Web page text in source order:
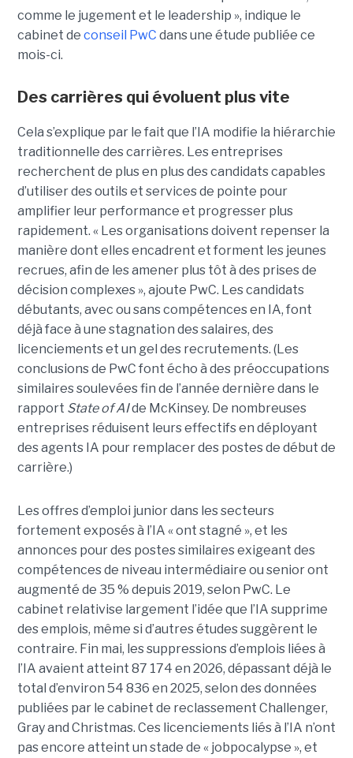
comme le jugement et le leadership », indique le
cabinet de conseil PwC dans une étude publiée ce
mois-ci.
Des carrières qui évoluent plus vite
Cela s’explique par le fait que l’IA modifie la hiérarchie
traditionnelle des carrières. Les entreprises
recherchent de plus en plus des candidats capables
d’utiliser des outils et services de pointe pour
amplifier leur performance et progresser plus
rapidement. « Les organisations doivent repenser la
manière dont elles encadrent et forment les jeunes
recrues, afin de les amener plus tôt à des prises de
décision complexes », ajoute PwC. Les candidats
débutants, avec ou sans compétences en IA, font
déjà face à une stagnation des salaires, des
licenciements et un gel des recrutements. (Les
conclusions de PwC font écho à des préoccupations
similaires soulevées fin de l’année dernière dans le
rapport State of AIde McKinsey. De nombreuses
entreprises réduisent leurs effectifs en déployant
des agents IA pour remplacer des postes de début de
carrière.)
Les offres d’emploi junior dans les secteurs
fortement exposés à l’IA « ont stagné », et les
annonces pour des postes similaires exigeant des
compétences de niveau intermédiaire ou senior ont
augmenté de 35 % depuis 2019, selon PwC. Le
cabinet relativise largement l’idée que l’IA supprime
des emplois, même si d’autres études suggèrent le
contraire. Fin mai, les suppressions d’emplois liées à
l’IA avaient atteint 87 174 en 2026, dépassant déjà le
total d’environ 54 836 en 2025, selon des données
publiées par le cabinet de reclassement Challenger,
Gray and Christmas. Ces licenciements liés à l’IA n’ont
pas encore atteint un stade de « jobpocalypse », et